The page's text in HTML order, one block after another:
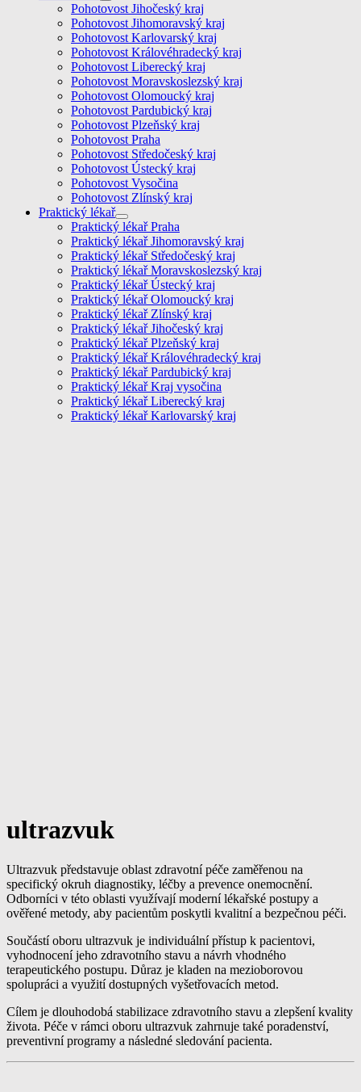
Pohotovost Jihočeský kraj
Pohotovost Jihomoravský kraj
Pohotovost Karlovarský kraj
Pohotovost Královéhradecký kraj
Pohotovost Liberecký kraj
Pohotovost Moravskoslezský kraj
Pohotovost Olomoucký kraj
Pohotovost Pardubický kraj
Pohotovost Plzeňský kraj
Pohotovost Praha
Pohotovost Středočeský kraj
Pohotovost Ústecký kraj
Pohotovost Vysočina
Pohotovost Zlínský kraj
Praktický lékař
Praktický lékař Praha
Praktický lékař Jihomoravský kraj
Praktický lékař Středočeský kraj
Praktický lékař Moravskoslezský kraj
Praktický lékař Ústecký kraj
Praktický lékař Olomoucký kraj
Praktický lékař Zlínský kraj
Praktický lékař Jihočeský kraj
Praktický lékař Plzeňský kraj
Praktický lékař Královéhradecký kraj
Praktický lékař Pardubický kraj
Praktický lékař Kraj vysočina
Praktický lékař Liberecký kraj
Praktický lékař Karlovarský kraj
ultrazvuk
Ultrazvuk představuje oblast zdravotní péče zaměřenou na
specifický okruh diagnostiky, léčby a prevence onemocnění.
Odborníci v této oblasti využívají moderní lékařské postupy a
ověřené metody, aby pacientům poskytli kvalitní a bezpečnou péči.
Součástí oboru ultrazvuk je individuální přístup k pacientovi,
vyhodnocení jeho zdravotního stavu a návrh vhodného
terapeutického postupu. Důraz je kladen na mezioborovou
spolupráci a využití dostupných vyšetřovacích metod.
Cílem je dlouhodobá stabilizace zdravotního stavu a zlepšení kvality
života. Péče v rámci oboru ultrazvuk zahrnuje také poradenství,
preventivní programy a následné sledování pacienta.